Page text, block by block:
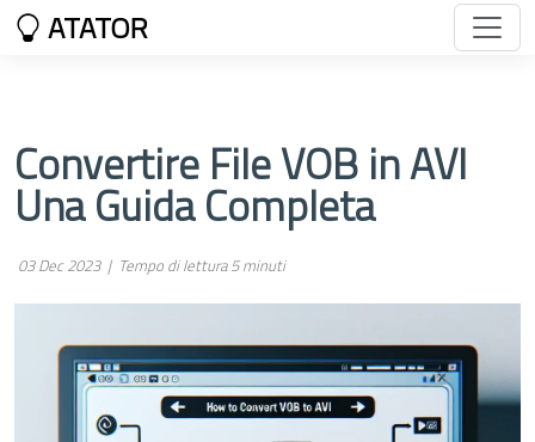
ATATOR
Convertire File VOB in AVI
Una Guida Completa
03 Dec 2023 | Tempo di lettura 5 minuti